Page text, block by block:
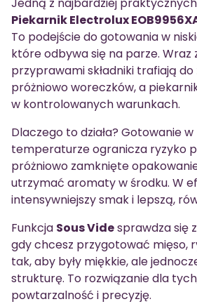
Piekarnik Electrolux
To podejście do gotowania w
które odbywa się na parze. Wraz
przyprawami składniki trafiają
próżniowo woreczków, a
w kontrolowanych warunkach.
Dlaczego to działa? Gotowanie w
temperaturze ogranicza ryzyko
próżniowo zamknięte
utrzymać aromaty w środku. W
intensywniejszy smak i lepszą,
Funkcja Sous Videsprawdza się
gdy chcesz przygotować mięso,
tak, aby były miękkie, ale
strukturę. To rozwiązanie dla
powtarzalność i precyzję.